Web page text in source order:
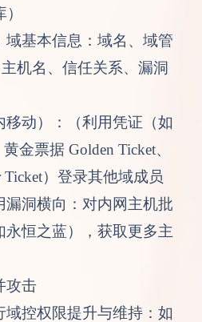
域基本信息：域名、域管
机名、信任关系、漏洞
移动）：（利用凭证（如
金票据 Golden Ticket、
）登录其他域成员
漏洞横向：对内网主机批
永恒之蓝），获取更多主
攻击
域控权限提升与维持：如